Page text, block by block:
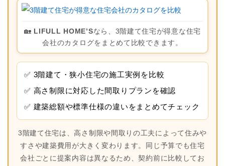
🏡 LIFULL HOME’Sなら、3階建て住宅が得意な住宅
会社のカタログをまとめて比較できます。
✅ 3階建て・狭小住宅の施工実例を比較
✅ 高さ制限に対応した間取りプランを確認
✅ 建築総額や標準仕様の違いをまとめてチェック
3階建て住宅は、高さ制限や間取りの工夫によって住みや
すさや建築費用が大きく変わります。同じ予算でも住宅
会社ごとに提案内容は異なるため、契約前に比較してお